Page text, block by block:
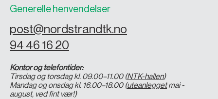
Generelle henvendelser
post@nordstrandtk.no
94 46 16 20
Kontorog telefontider:
Tirsdag og torsdag kl. 09.00–11.00 (NTK-hallen)
Mandag og onsdag kl. 16.00–18.00 (uteanleggetmai -
august, ved fint vær!)